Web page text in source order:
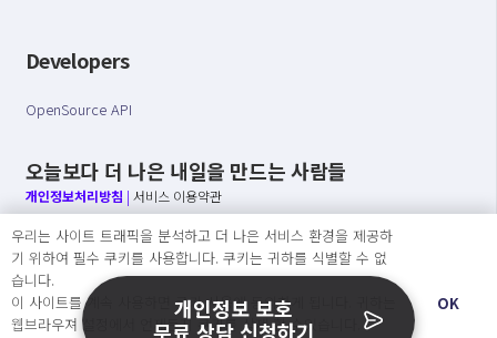
Developers
OpenSource API
오늘보다 더 나은 내일을 만드는 사람들
개인정보처리방침 | 서비스 이용약관
○ 개인정보보호 컴플라이언스를 선도하겠습니다.
○ 정보주체의 권리를 보장하겠습니다.
○ 기업의 개인정보보호를 위한 효율적 관리를 보장하겠습니다.
우리는 사이트 트래픽을 분석하고 더 나은 서비스 환경을 제공하
기 위하여 필수 쿠키를 사용합니다. 쿠키는 귀하를 식별할 수 없
습니다.
이 사이트를 계속 사용하면 쿠키 사용에 동의하게 됩니다. 귀하는
웹브라우져 설정에서 언제든지 쿠키를 삭제 할 수있습니다.
OK
개인정보 보호
무료 상담 신청하기